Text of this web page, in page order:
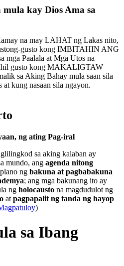
kay Dios Ama sa
na may LAHAT ng Lakas nito,
gusto kong IMBITAHIN ANG
mga Paalala at Mga Utos na
gusto kong MAKALIGTAW
sa Aking Bahay mula saan sila
at kung nasaan sila ngayon.
ng ating Pag-iral
sa aking kalaban ay
mundo, ang agenda nitong
ng bakuna at pagbabakuna
; ang mga bakunang ito ay
ng holocausto na magdudulot ng
at pagpapalit ng tanda ng hayop
)
sa Ibang